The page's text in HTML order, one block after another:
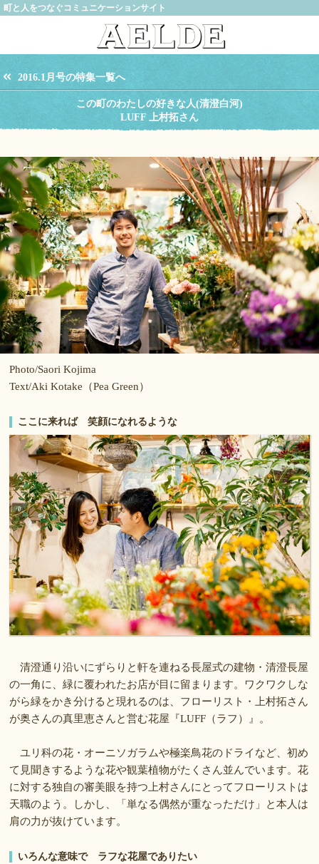
町と人をつなぐコミュニケーションサイト
2016.1月号の特集一覧へ
この町のわたしの好きな人(清澄白河)
LUFF 上村拓さん
Photo/Saori Kojima
Text/Aki Kotake（Pea Green）
ここに来れば 笑顔になれるような
清澄通り沿いにずらりと軒を連ねる長屋式の建物・清澄長屋
の一角に、緑に覆われたお店が目に留まります。ワクワクしな
がら緑をかき分けると現れるのは、フローリスト・上村拓さん
が奥さんの真里恵さんと営む花屋『LUFF（ラフ）』。
ユリ科の花・オーニソガラムや極楽鳥花のドライなど、初め
て見聞きするような花や観葉植物がたくさん並んでいます。花
に対する独自の審美眼を持つ上村さんにとってフローリストは
天職のよう。しかし、「単なる偶然が重なっただけ」と本人は
肩の力が抜けています。
いろんな意味で ラフな花屋でありたい